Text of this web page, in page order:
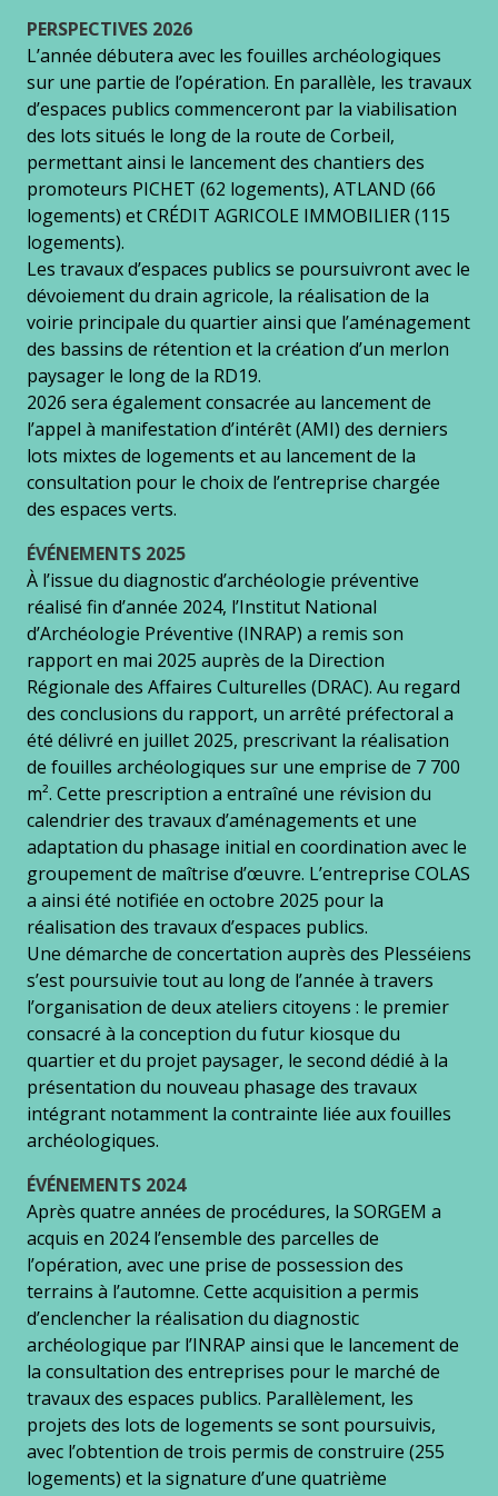
PERSPECTIVES 2026
L’année débutera avec les fouilles archéologiques
sur une partie de l’opération. En parallèle, les travaux
d’espaces publics commenceront par la viabilisation
des lots situés le long de la route de Corbeil,
permettant ainsi le lancement des chantiers des
promoteurs PICHET (62 logements), ATLAND (66
logements) et CRÉDIT AGRICOLE IMMOBILIER (115
logements).
Les travaux d’espaces publics se poursuivront avec le
dévoiement du drain agricole, la réalisation de la
voirie principale du quartier ainsi que l’aménagement
des bassins de rétention et la création d’un merlon
paysager le long de la RD19.
2026 sera également consacrée au lancement de
l’appel à manifestation d’intérêt (AMI) des derniers
lots mixtes de logements et au lancement de la
consultation pour le choix de l’entreprise chargée
des espaces verts.
ÉVÉNEMENTS 2025
À l’issue du diagnostic d’archéologie préventive
réalisé fin d’année 2024, l’Institut National
d’Archéologie Préventive (INRAP) a remis son
rapport en mai 2025 auprès de la Direction
Régionale des Affaires Culturelles (DRAC). Au regard
des conclusions du rapport, un arrêté préfectoral a
été délivré en juillet 2025, prescrivant la réalisation
de fouilles archéologiques sur une emprise de 7 700
m². Cette prescription a entraîné une révision du
calendrier des travaux d’aménagements et une
adaptation du phasage initial en coordination avec le
groupement de maîtrise d’œuvre. L’entreprise COLAS
a ainsi été notifiée en octobre 2025 pour la
réalisation des travaux d’espaces publics.
Une démarche de concertation auprès des Plesséiens
s’est poursuivie tout au long de l’année à travers
l’organisation de deux ateliers citoyens : le premier
consacré à la conception du futur kiosque du
quartier et du projet paysager, le second dédié à la
présentation du nouveau phasage des travaux
intégrant notamment la contrainte liée aux fouilles
archéologiques.
ÉVÉNEMENTS 2024
Après quatre années de procédures, la SORGEM a
acquis en 2024 l’ensemble des parcelles de
l’opération, avec une prise de possession des
terrains à l’automne. Cette acquisition a permis
d’enclencher la réalisation du diagnostic
archéologique par l’INRAP ainsi que le lancement de
la consultation des entreprises pour le marché de
travaux des espaces publics. Parallèlement, les
projets des lots de logements se sont poursuivis,
avec l’obtention de trois permis de construire (255
logements) et la signature d’une quatrième